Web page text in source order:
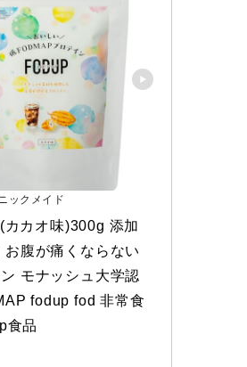
ックメイド
カカオ味)300g 添加
お腹が痛くならない
モナッシュ大学認
fodup fod 非常食
食品